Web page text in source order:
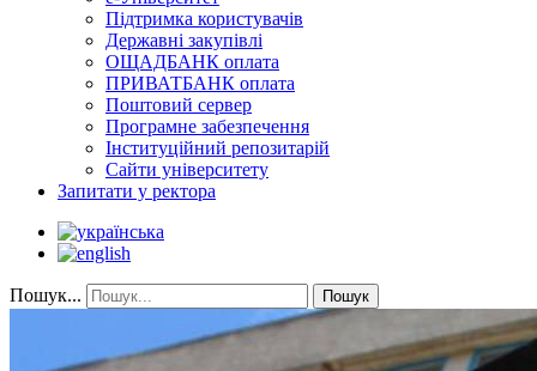
Підтримка користувачів
Державні закупівлі
ОЩАДБАНК оплата
ПРИВАТБАНК оплата
Поштовий сервер
Програмне забезпечення
Інституційний репозитарій
Сайти університету
Запитати у ректора
Пошук... Пошук